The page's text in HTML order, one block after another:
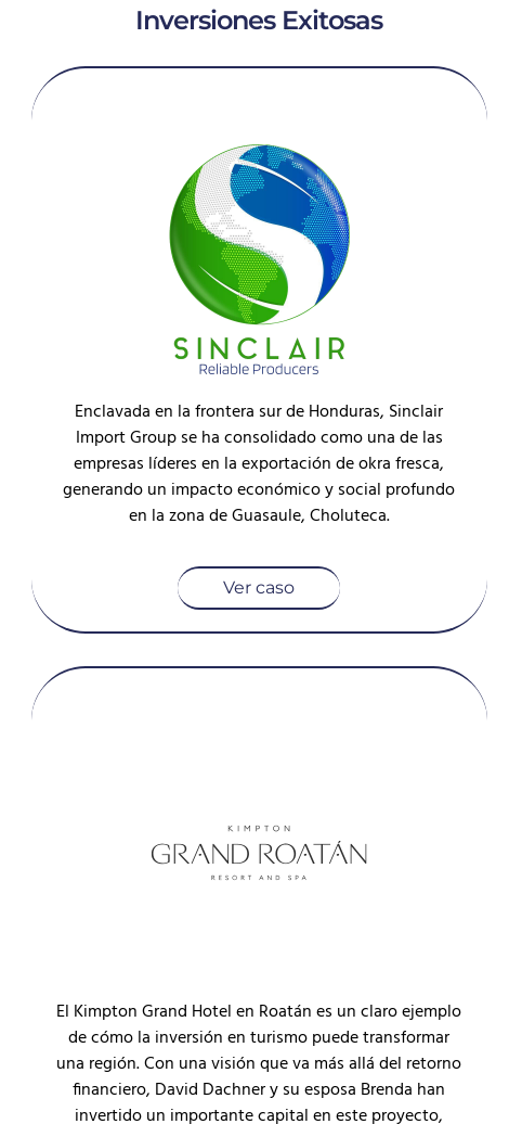
Inversiones Exitosas
Enclavada en la frontera sur de Honduras, Sinclair
Import Group se ha consolidado como una de las
empresas líderes en la exportación de okra fresca,
generando un impacto económico y social profundo
en la zona de Guasaule, Choluteca.
Ver caso
El Kimpton Grand Hotel en Roatán es un claro ejemplo
de cómo la inversión en turismo puede transformar
una región. Con una visión que va más allá del retorno
financiero, David Dachner y su esposa Brenda han
invertido un importante capital en este proyecto,